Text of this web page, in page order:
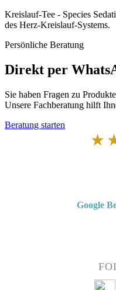
Kreislauf-Tee - Species
des Herz-Kreislauf-Systems.
Persönliche Beratung
Direkt per
Sie haben Fragen zu
Unsere Fachberatung hilft
Beratung starten
Google